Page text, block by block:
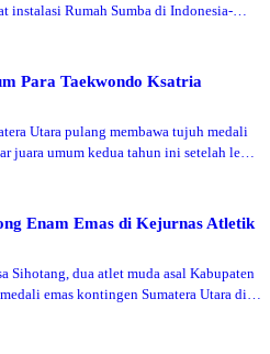
instalasi Rumah Sumba di Indonesia-
Gardens by the Bay.
Para Taekwondo Ksatria
Utara pulang membawa tujuh medali
juara umum kedua tahun ini setelah lebih
2026.
Enam Emas di Kejurnas Atletik
Sihotang, dua atlet muda asal Kabupaten
emas kontingen Sumatera Utara di
Open Championships 2026 di Jakarta.